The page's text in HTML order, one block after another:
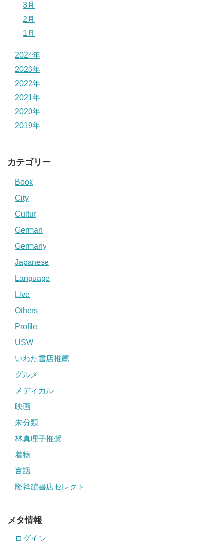
3月
2月
1月
2024年
2023年
2022年
2021年
2020年
2019年
カテゴリー
Book
City
Cultur
German
Germany
Japanese
Language
Live
Others
Profile
USW
いわた書店推薦
グルメ
メディカル
映画
未分類
林真理子推奨
着物
言語
隆祥館書店セレクト
メタ情報
ログイン